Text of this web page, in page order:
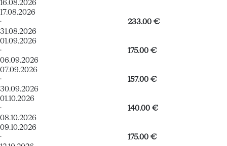
16.08.2026
17.08.2026
·
31.08.2026
233.00 €
01.09.2026
·
06.09.2026
175.00 €
07.09.2026
·
30.09.2026
157.00 €
01.10.2026
·
08.10.2026
140.00 €
09.10.2026
·
175.00 €